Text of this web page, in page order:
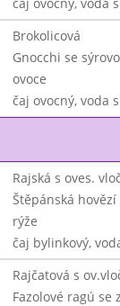
Brokolicová
Gnocchi se
ovoce
čaj ovocný, voda
Rajská s oves.
Štěpánská
rýže
čaj bylinkový,
Rajčatová s
Fazolové ragú se